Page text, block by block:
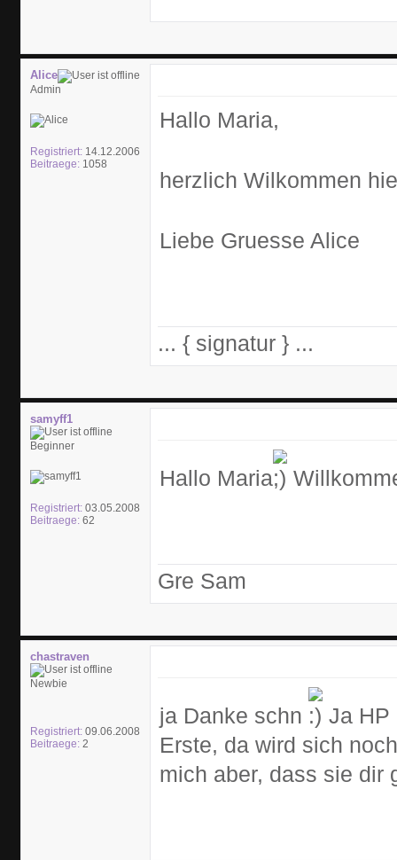
Alice
Admin
Registriert: 14.12.2006
Beitraege: 1058
Hallo Maria,
herzlich Wilkommen
Liebe Gruesse Alice
... { signatur } ...
samyff1
Beginner
Registriert: 03.05.2008
Beitraege: 62
Hallo Maria
Gre Sam
chastraven
Newbie
Registriert: 09.06.2008
Beitraege: 2
ja Danke schn
Ja HP
Erste, da wird sich
mich aber, dass sie dir